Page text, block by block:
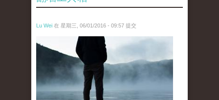
Lu Wei 在 星期三, 06/01/2016 - 09:57 提交
wen_tou_tu_2.jpg